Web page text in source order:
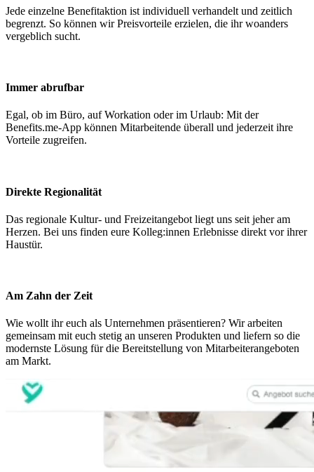
Jede einzelne Benefitaktion ist individuell verhandelt und zeitlich
begrenzt. So können wir Preisvorteile erzielen, die ihr woanders
vergeblich sucht.
Immer abrufbar
Egal, ob im Büro, auf Workation oder im Urlaub: Mit der
Benefits.me-App können Mitarbeitende überall und jederzeit ihre
Vorteile zugreifen.
Direkte Regionalität
Das regionale Kultur- und Freizeitangebot liegt uns seit jeher am
Herzen. Bei uns finden eure Kolleg:innen Erlebnisse direkt vor ihrer
Haustür.
Am Zahn der Zeit
Wie wollt ihr euch als Unternehmen präsentieren? Wir arbeiten
gemeinsam mit euch stetig an unseren Produkten und liefern so die
modernste Lösung für die Bereitstellung von Mitarbeiterangeboten
am Markt.